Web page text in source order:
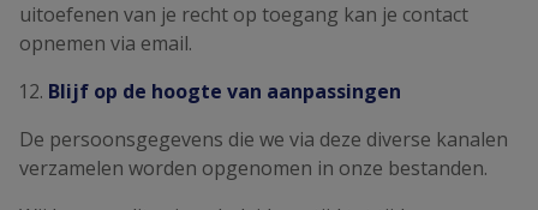
uitoefenen van je recht op toegang kan je contact
opnemen via email.
Blijf op de hoogte van aanpassingen
De persoonsgegevens die we via deze diverse kanalen
verzamelen worden opgenomen in onze bestanden.